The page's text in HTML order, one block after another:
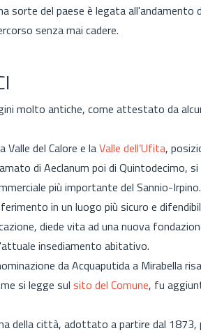
sorte del paese è legata all'andamento
senza mai cadere.
molto antiche, come attestato da
del Calore e laValle dell’Ufita,
di Aeclanum poi di Quintodecimo,
più importante del Sannio-Irpino.
in un luogo più sicuro e
diede vita ad una nuova
insediamento abitativo.
da Acquaputida a Mirabella
si legge sul sito del Comune, fu
della città, adottato a partire dal 1873,